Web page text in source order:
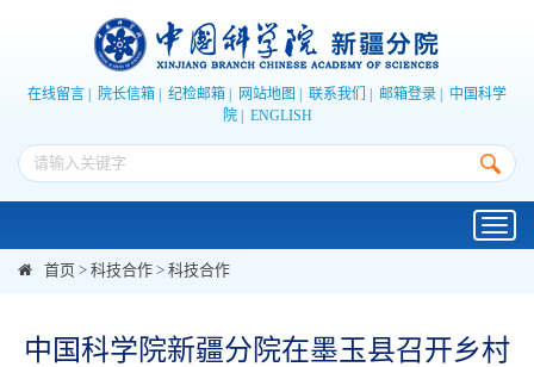
在线留言 院长信箱 纪检邮箱 网站地图 联系我们 邮箱登录
中国科学
院| ENGLISH
首页 > 科技合作 > 科技合作
中国科学院新疆分院在墨玉县召开乡村